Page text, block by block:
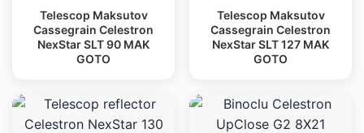
Telescop Maksutov
Cassegrain Celestron
NexStar SLT 90 MAK
GOTO
Telescop Maksutov
Cassegrain Celestron
NexStar SLT 127 MAK
GOTO